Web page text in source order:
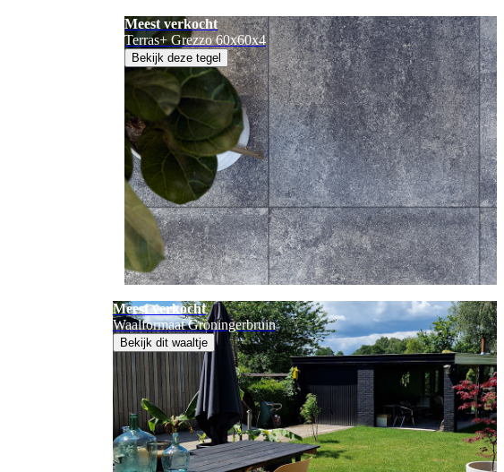
Meest verkocht
Terras+ Grezzo 60x60x4
Bekijk deze tegel
Meest verkocht
Waalformaat Groningerbruin
Bekijk dit waaltje